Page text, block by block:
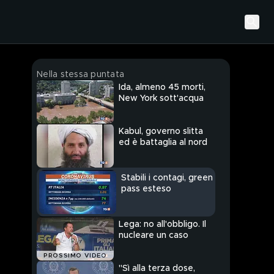
Nella stessa puntata
Ida, almeno 45 morti,
New York sott'acqua
Kabul, governo slitta
ed è battaglia al nord
Stabili i contagi, green
pass esteso
PROSSIMO VIDEO
Lega: no all'obbligo. Il
nucleare un caso
"Sì alla terza dose,